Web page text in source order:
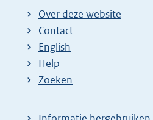
Over deze website
Contact
English
Help
Zoeken